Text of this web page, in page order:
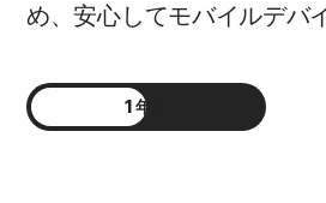
め、安心してモバイルデバ
1 年版